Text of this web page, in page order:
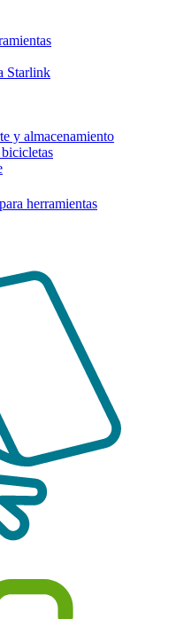
Starlink
y almacenamiento
herramientas